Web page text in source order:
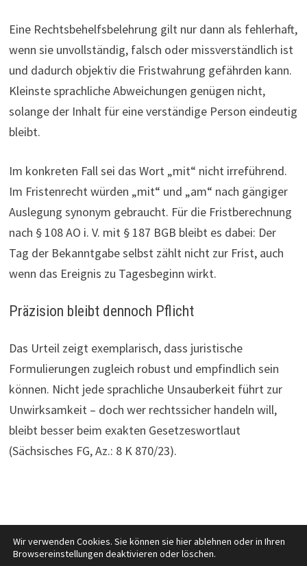
Eine Rechtsbehelfsbelehrung gilt nur dann als fehlerhaft,
wenn sie unvollständig, falsch oder missverständlich ist
und dadurch objektiv die Fristwahrung gefährden kann.
Kleinste sprachliche Abweichungen genügen nicht,
solange der Inhalt für eine verständige Person eindeutig
bleibt.
Im konkreten Fall sei das Wort „mit“ nicht irreführend.
Im Fristenrecht würden „mit“ und „am“ nach gängiger
Auslegung synonym gebraucht. Für die Fristberechnung
nach § 108 AO i. V. mit § 187 BGB bleibt es dabei: Der
Tag der Bekanntgabe selbst zählt nicht zur Frist, auch
wenn das Ereignis zu Tagesbeginn wirkt.
Präzision bleibt dennoch Pflicht
Das Urteil zeigt exemplarisch, dass juristische
Formulierungen zugleich robust und empfindlich sein
können. Nicht jede sprachliche Unsauberkeit führt zur
Unwirksamkeit – doch wer rechtssicher handeln will,
bleibt besser beim exakten Gesetzeswortlaut
(Sächsisches FG, Az.: 8 K 870/23).
Wir verwenden Cookies. Sie können sie hier ablehnen oder in Ihren
Browsereinstellungen deaktivieren oder löschen.